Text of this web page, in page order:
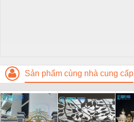
Sản phẩm cùng nhà cung cấp